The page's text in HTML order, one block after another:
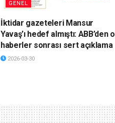
GENEL
İktidar gazeteleri Mansur
Yavaş’ı hedef almıştı: ABB’den o
haberler sonrası sert açıklama
2026-03-30